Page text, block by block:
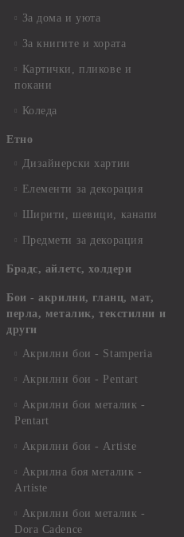
За дома и уюта
За книгите и хората
Картички, пликове и
покани
Коледа
Етно
Дизайнерски хартии
Елементи за декорация
Ширити, шевици, канапи
Предмети за декорация
Брадс, айлетс, холдери
Бои - акрилни, гланц, мат,
перла, металик, текстилни и
други
Акрилни бои - Stamperia
Акрилни бои - Pentart
Акрилни бои металик -
Pentart
Акрилни бои - Artiste
Акрилна боя металик -
Artiste
Акрилни бои металик -
Dora Cadence